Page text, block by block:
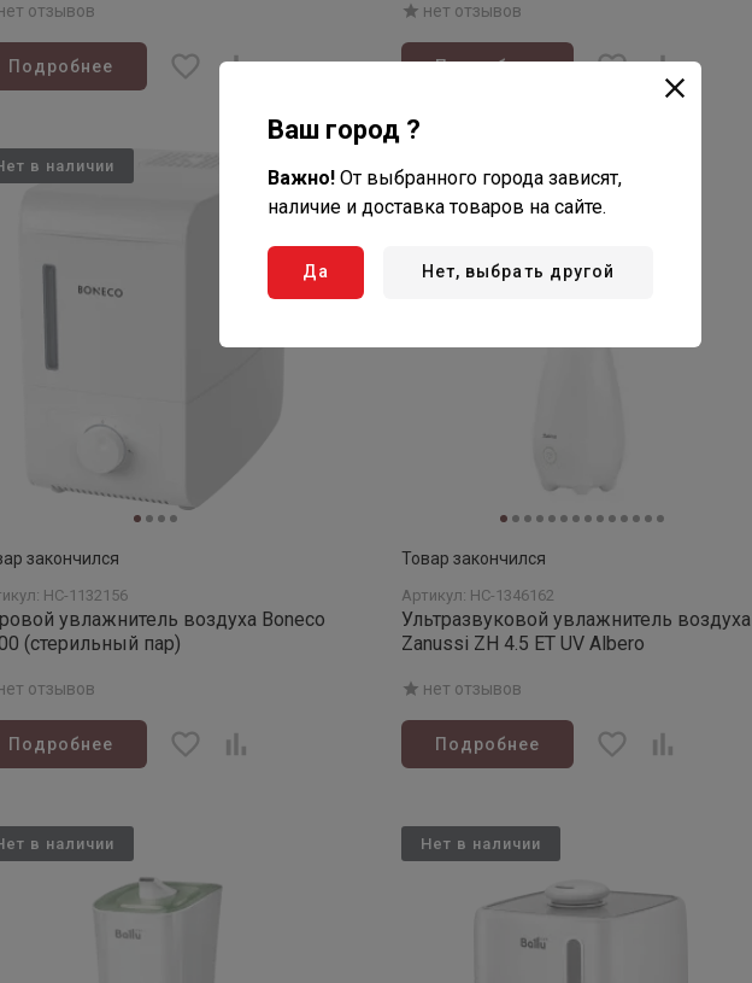
отзывов
Подробнее
нет отзывов
Подробнее
закончился
НС-1132156
увлажнитель воздуха Boneco
(стерильный пар)
отзывов
Подробнее
в наличии
Товар закончился
Артикул: НС-1346162
Ультразвуковой увлажнитель воздуха
Zanussi ZH 4.5 ET UV Albero
нет отзывов
Подробнее
в наличии Нет в наличии
Ваш город ?
Важно! От выбранного города зависят,
наличие и доставка товаров на сайте.
Да Нет, выбрать другой